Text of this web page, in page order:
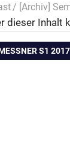
[Archiv]
dieser Inhalt
S1